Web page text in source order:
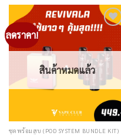
ลดราคา!
wishlist
สินค้าหมดแล้ว
ชุดพร้อมสูบ (POD SYSTEM BUNDLE KIT)